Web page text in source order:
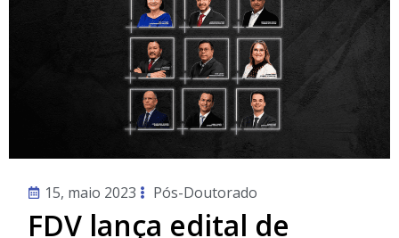
15, maio 2023 Pós-Doutorado
FDV lança edital de